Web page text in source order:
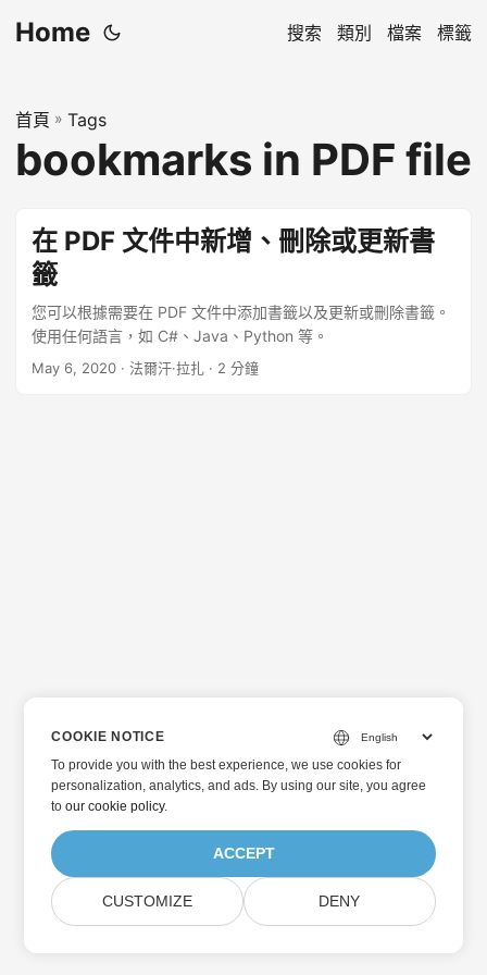
Home 搜索 類別 檔案 標籤
首頁 » Tags
bookmarks in PDF file
在 PDF 文件中新增、刪除或更新書
籤
您可以根據需要在 PDF 文件中添加書籤以及更新或刪除書籤。
使用任何語言，如 C#、Java、Python 等。
May 6, 2020 · 法爾汗·拉扎 · 2 分鐘
COOKIE NOTICE
To provide you with the best experience, we use cookies for
personalization, analytics, and ads. By using our site, you agree
toour cookie policy.
ACCEPT
CUSTOMIZE DENY